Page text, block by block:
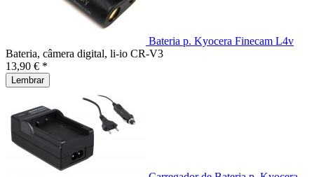
Bateria p. Kyocera Finecam L4v
Bateria, câmera digital, li-io CR-V3
13,90 € *
Lembrar